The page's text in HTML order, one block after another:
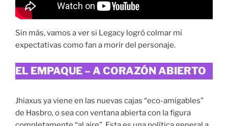
Sin más, vamos a ver si Legacy logró colmar mi
expectativas como fan a morir del personaje.
EL EMPAQUE – A CORAZÓN ABIERTO
Jhiaxus ya viene en las nuevas cajas “eco-amigables”
de Hasbro, o sea con ventana abierta con la figura